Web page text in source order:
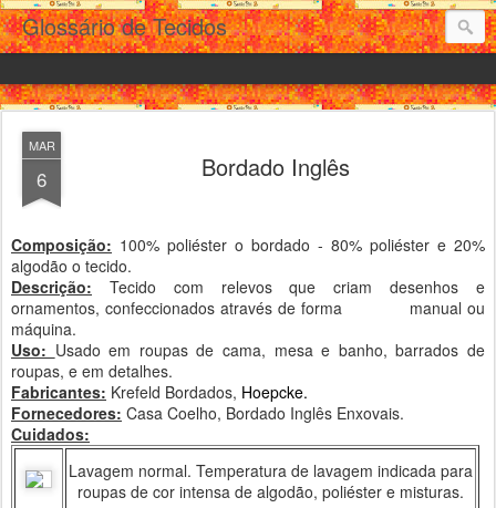
Glossário de Tecidos
MAR
6 Bordado Inglês
Composição: 100% poliéster o bordado - 80% poliéster e 20%
algodão o tecido.
Descrição: Tecido com relevos que criam desenhos e
ornamentos, confeccionados através de forma
manual ou
máquina.
Uso: Usado em roupas de cama, mesa e banho, barrados de
roupas, e em detalhes.
Fabricantes: Krefeld Bordados, Hoepcke.
Fornecedores: Casa Coelho, Bordado Inglês Enxovais.
Cuidados:
Lavagem normal. Temperatura de lavagem indicada para
roupas de cor intensa de algodão, poliéster e misturas.